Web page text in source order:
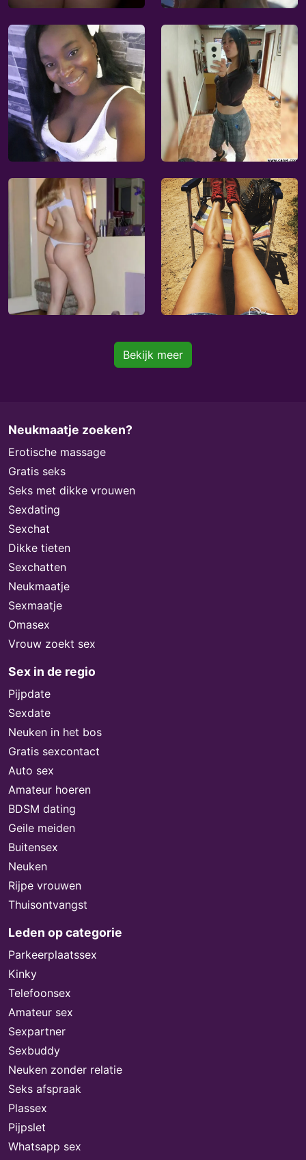
Bekijk meer
Neukmaatje zoeken?
Erotische massage
Gratis seks
Seks met dikke vrouwen
Sexdating
Sexchat
Dikke tieten
Sexchatten
Neukmaatje
Sexmaatje
Omasex
Vrouw zoekt sex
Sex in de regio
Pijpdate
Sexdate
Neuken in het bos
Gratis sexcontact
Auto sex
Amateur hoeren
BDSM dating
Geile meiden
Buitensex
Neuken
Rijpe vrouwen
Thuisontvangst
Leden op categorie
Parkeerplaatssex
Kinky
Telefoonsex
Amateur sex
Sexpartner
Sexbuddy
Neuken zonder relatie
Seks afspraak
Plassex
Pijpslet
Whatsapp sex